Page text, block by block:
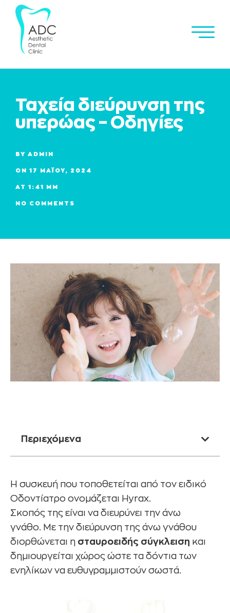
Ταχεία διεύρυνση της
υπερώας – Οδηγίες
BY ADMIN
ON 17 ΜΑΪ́ΟΥ, 2024
AT 1:41 ΜΜ
NO COMMENTS
Περιεχόμενα
Η συσκευή που τοποθετείται από τον ειδικό
Οδοντίατρο ονομάζεται Hyrax.
Σκοπός της είναι να διευρύνει την άνω
γνάθο. Με την διεύρυνση της άνω γνάθου
διορθώνεται η σταυροειδής σύγκλειση και
δημιουργείται χώρος ώστε τα δόντια των
ενηλίκων να ευθυγραμμιστούν σωστά.